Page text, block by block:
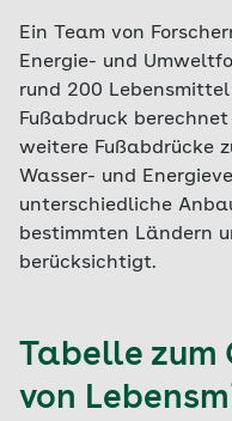
Ein Team von
Energie- und
rund 200
Fußabdruck
weitere Fußabdrücke
Wasser- und
unterschiedliche
bestimmten Ländern
berücksichtigt.
Tabelle zum
von